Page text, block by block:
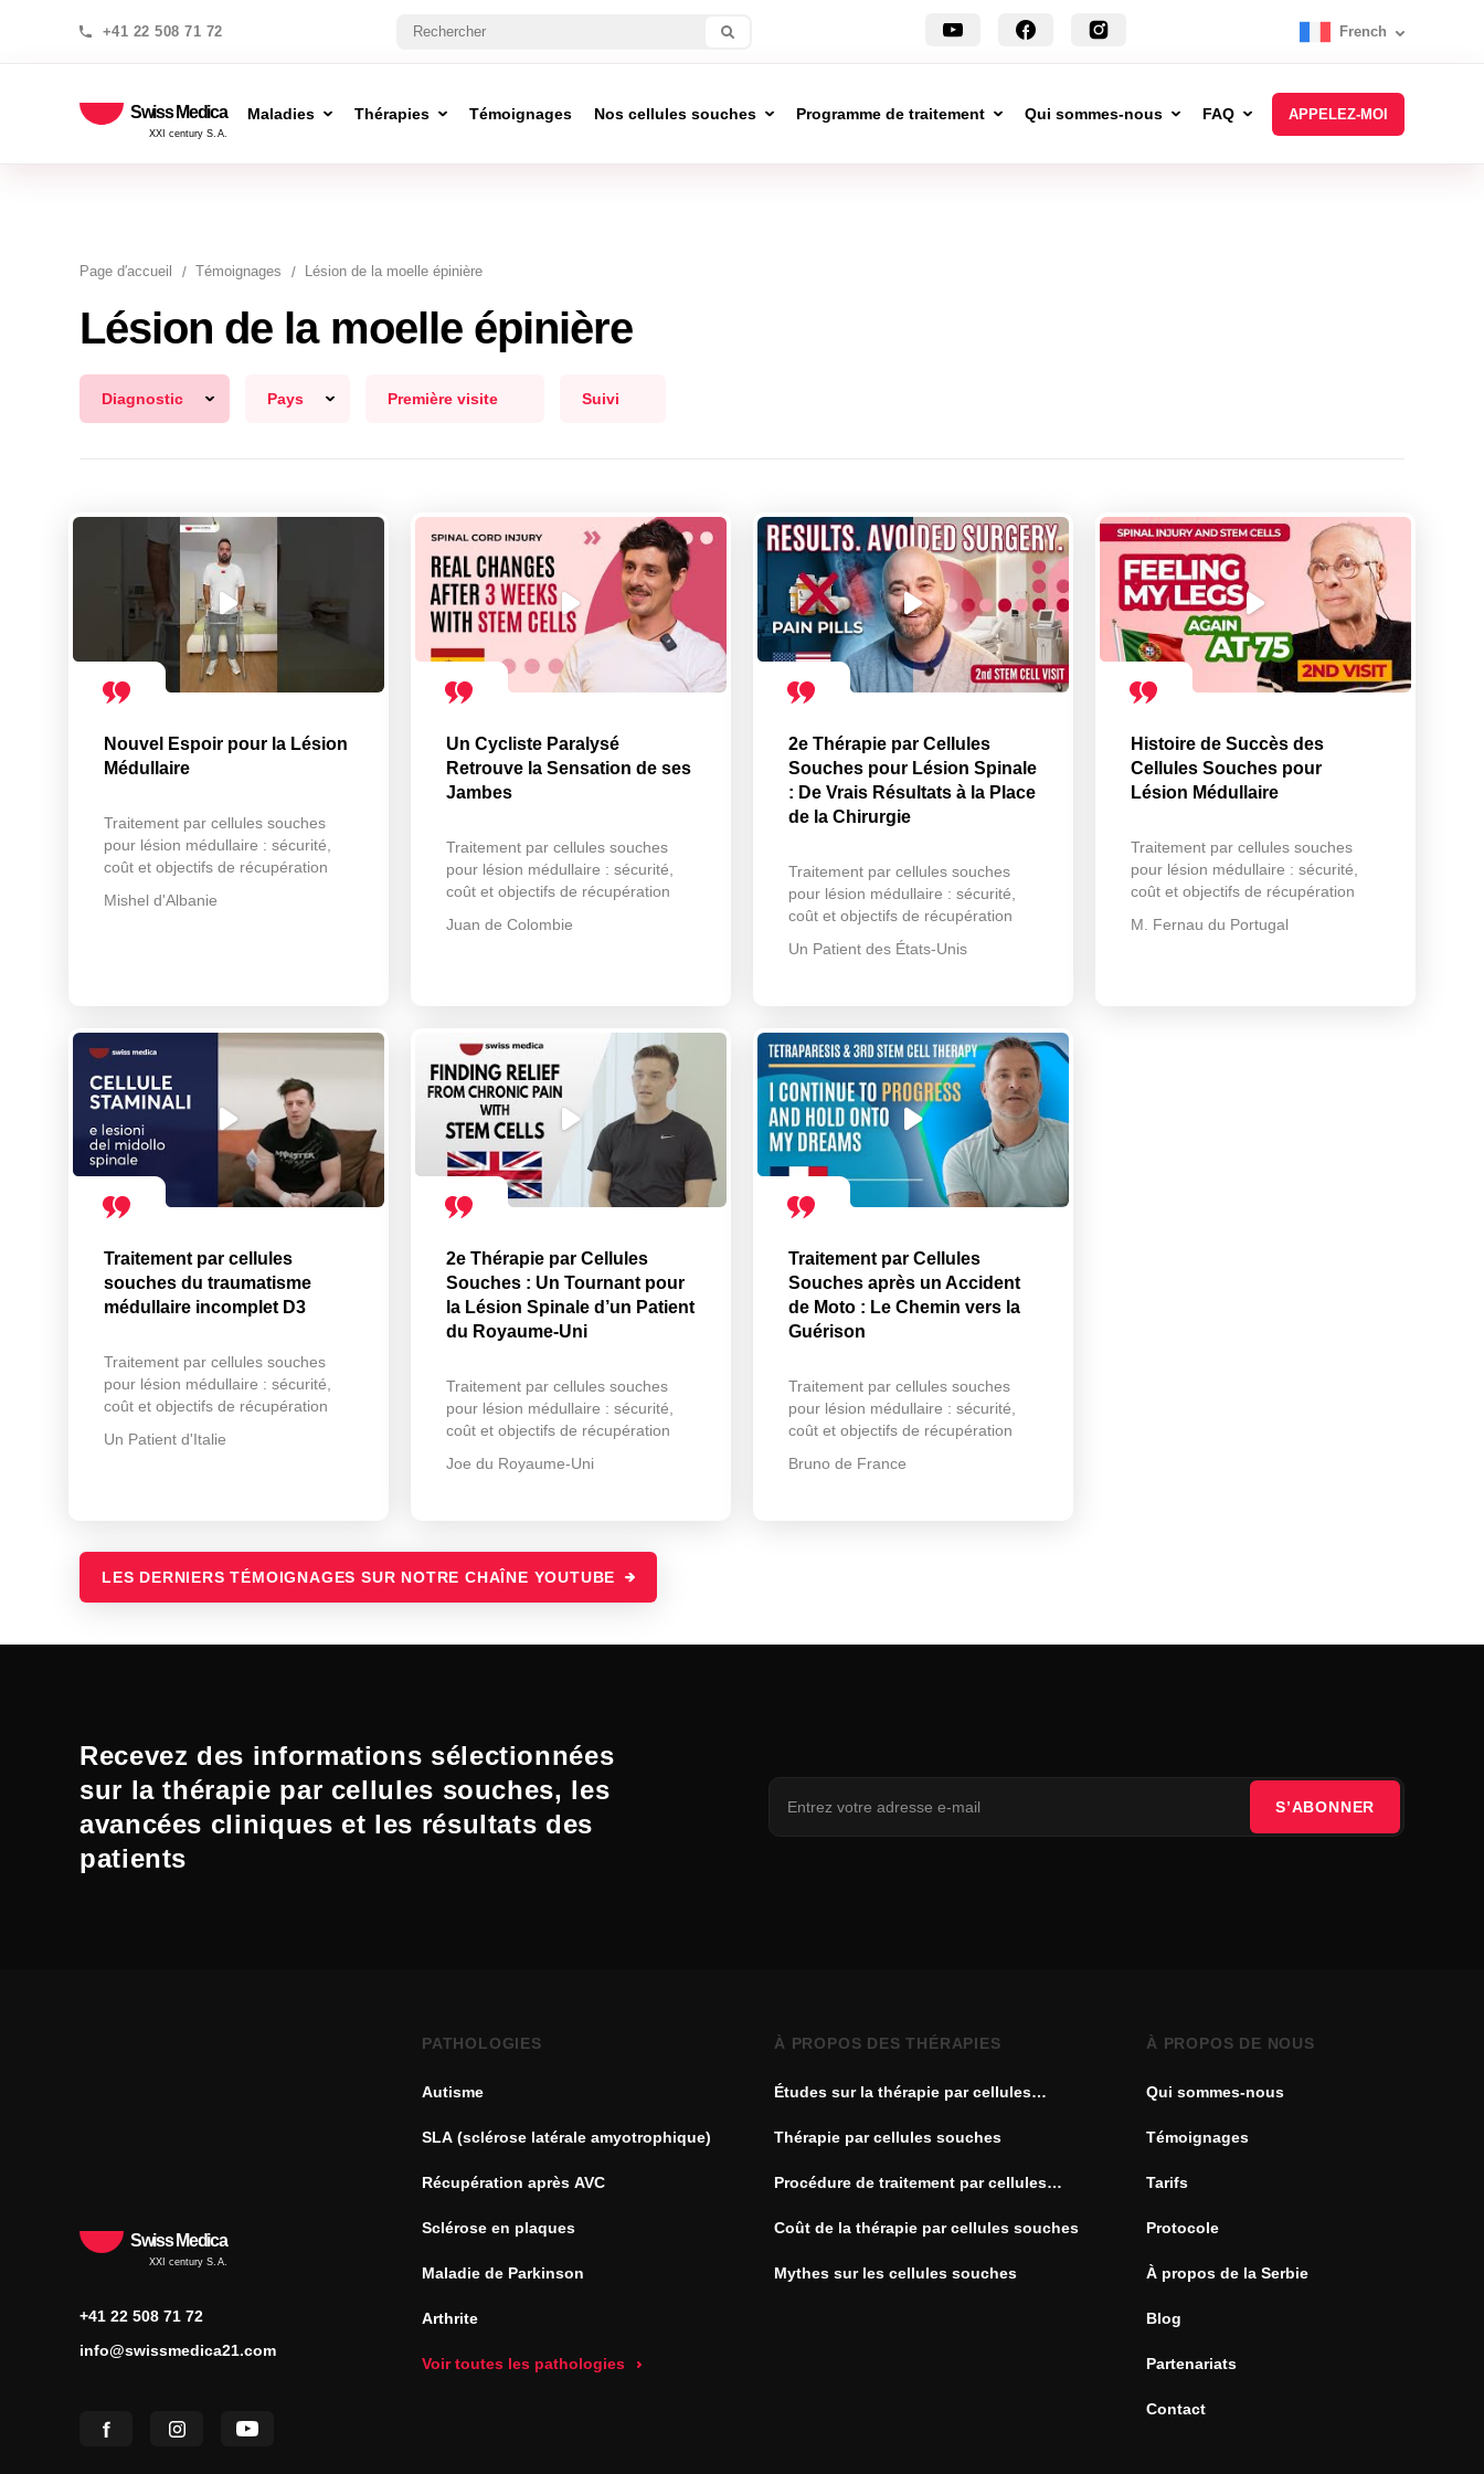
+41 22 508 71 72 French
Swiss Medica
XXI century S.A.
Maladies Thérapies Témoignages Nos cellules souches Programme de traitement Qui sommes-nous FAQ APPELEZ-MOI
Page d′accueil Témoignages Lésion de la moelle épinière
Lésion de la moelle épinière
Diagnostic Pays Première visite Suivi
Nouvel Espoir pour la Lésion
Médullaire
Traitement par cellules souches
pour lésion médullaire : sécurité,
coût et objectifs de récupération
Mishel d'Albanie
Un Cycliste Paralysé
Retrouve la Sensation de ses
Jambes
Traitement par cellules souches
pour lésion médullaire : sécurité,
coût et objectifs de récupération
Juan de Colombie
2e Thérapie par Cellules
Souches pour Lésion Spinale
: De Vrais Résultats à la Place
de la Chirurgie
Traitement par cellules souches
pour lésion médullaire : sécurité,
coût et objectifs de récupération
Un Patient des États-Unis
Histoire de Succès des
Cellules Souches pour
Lésion Médullaire
Traitement par cellules souches
pour lésion médullaire : sécurité,
coût et objectifs de récupération
M. Fernau du Portugal
Traitement par cellules
souches du traumatisme
médullaire incomplet D3
Traitement par cellules souches
pour lésion médullaire : sécurité,
coût et objectifs de récupération
Un Patient d'Italie
2e Thérapie par Cellules
Souches : Un Tournant pour
la Lésion Spinale d’un Patient
du Royaume-Uni
Traitement par cellules souches
pour lésion médullaire : sécurité,
coût et objectifs de récupération
Joe du Royaume-Uni
Traitement par Cellules
Souches après un Accident
de Moto : Le Chemin vers la
Guérison
Traitement par cellules souches
pour lésion médullaire : sécurité,
coût et objectifs de récupération
Bruno de France
LES DERNIERS TÉMOIGNAGES SUR NOTRE CHAÎNE YOUTUBE
Recevez des informations sélectionnées
sur la thérapie par cellules souches, les
avancées cliniques et les résultats des
patients
S’ABONNER
Swiss Medica
XXI century S.A.
+41 22 508 71 72
info@swissmedica21.com
PATHOLOGIES
Autisme
SLA (sclérose latérale amyotrophique)
Récupération après AVC
Sclérose en plaques
Maladie de Parkinson
Arthrite
Voir toutes les pathologies
À PROPOS DES THÉRAPIES
Études sur la thérapie par cellules
Thérapie par cellules souches
Procédure de traitement par cellules
Coût de la thérapie par cellules souches
Mythes sur les cellules souches
À PROPOS DE NOUS
Qui sommes-nous
Témoignages
Tarifs
Protocole
À propos de la Serbie
Blog
Partenariats
Contact